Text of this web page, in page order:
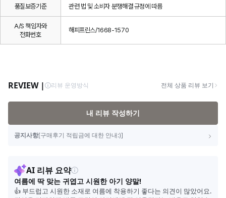
품질보증기준 관련 법 및 소비자 분쟁해결 규정에 따름
A/S 책임자와
전화번호
해피프린스/1668-1570